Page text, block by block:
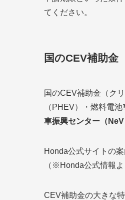
てください。
国のCEV補助金
国のCEV補助金（ク
（PHEV）・燃料電
車振興センター（NeV
Honda公式サイトの
（※Honda公式情報
CEV補助金の大きな特